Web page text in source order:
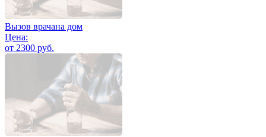
Вызов врачана дом
Цена:
от 2300 руб.